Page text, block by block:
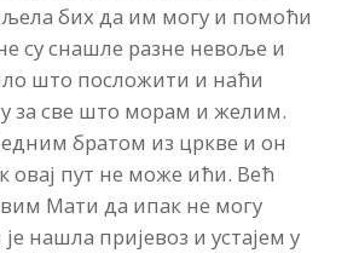
бих да им могу и помоћи
су снашле разне невоље и
што посложити и наћи
за све што морам и желим.
братом из цркве и он
овај пут не може ићи. Већ
Мати да ипак не могу
нашла пријевоз и устајем у